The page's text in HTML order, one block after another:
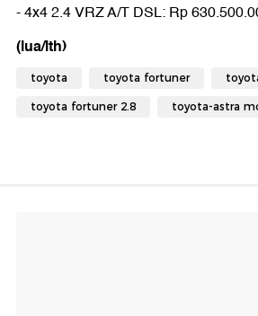
- 4x4 2.4 VRZ A/T DSL: Rp
(lua/lth)
toyota toyota fortuner
toyota fortuner 2.8 toyota-astra